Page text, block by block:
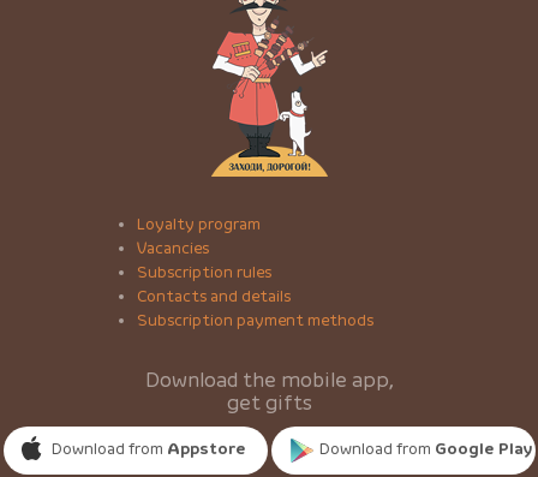
Loyalty program
Vacancies
Subscription rules
Contacts and details
Subscription payment methods
Download the mobile app,
get gifts
Download from Appstore Download from Google Play